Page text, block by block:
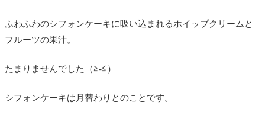
ふわふわのシフォンケーキに吸い込まれるホイップクリームと
フルーツの果汁。
たまりませんでした（≧-≦）
シフォンケーキは月替わりとのことです。